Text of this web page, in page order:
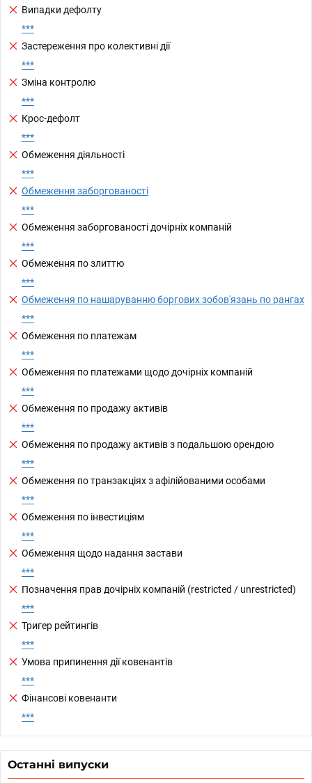
Випадки дефолту
***
Застереження про колективні дії
***
Зміна контролю
***
Крос-дефолт
***
Обмеження діяльності
***
Обмеження заборгованості
***
Обмеження заборгованості дочірніх компаній
***
Обмеження по злиттю
***
Обмеження по нашаруванню боргових зобов'язань по рангах
***
Обмеження по платежам
***
Обмеження по платежами щодо дочірніх компаній
***
Обмеження по продажу активів
***
Обмеження по продажу активів з подальшою орендою
***
Обмеження по транзакціях з афілійованими особами
***
Обмеження по інвестиціям
***
Обмеження щодо надання застави
***
Позначення прав дочірніх компаній (restricted / unrestricted)
***
Тригер рейтингів
***
Умова припинення дії ковенантів
***
Фінансові ковенанти
***
Останні випуски